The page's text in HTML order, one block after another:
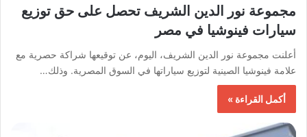
مجموعة نور الدين الشريف تحصل على حق توزيع
سيارات فينوشيا في مصر
أعلنت مجموعة نور الدين الشريف، اليوم، عن توقيعها شراكة حصرية مع
علامة فينوشيا الصينية لتوزيع سياراتها في السوق المصرية. وذلك…
أكمل القراءة »